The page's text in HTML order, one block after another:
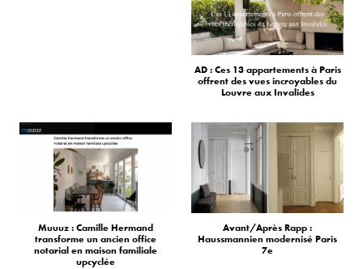
AD : Ces 13 appartements à Paris
offrent des vues incroyables du
Louvre aux Invalides
Muuuz : Camille Hermand
transforme un ancien office
notarial en maison familiale
upcyclée
Avant/Après Rapp :
Haussmannien modernisé Paris
7e